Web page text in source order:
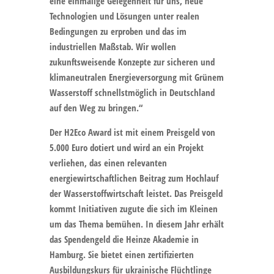
Technologien und Lösungen unter realen
Bedingungen zu erproben und das im
industriellen Maßstab. Wir wollen
zukunftsweisende Konzepte zur sicheren und
klimaneutralen Energieversorgung mit Grünem
Wasserstoff schnellstmöglich in Deutschland
auf den Weg zu bringen.“
Der H2Eco Award ist mit einem Preisgeld von
5.000 Euro dotiert und wird an ein Projekt
verliehen, das einen relevanten
energiewirtschaftlichen Beitrag zum Hochlauf
der Wasserstoffwirtschaft leistet. Das Preisgeld
kommt Initiativen zugute die sich im Kleinen
um das Thema bemühen. In diesem Jahr erhält
das Spendengeld die Heinze Akademie in
Hamburg. Sie bietet einen zertifizierten
Ausbildungskurs für ukrainische Flüchtlinge